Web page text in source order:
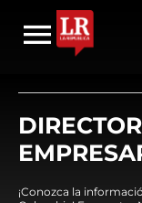
¡Conozca la